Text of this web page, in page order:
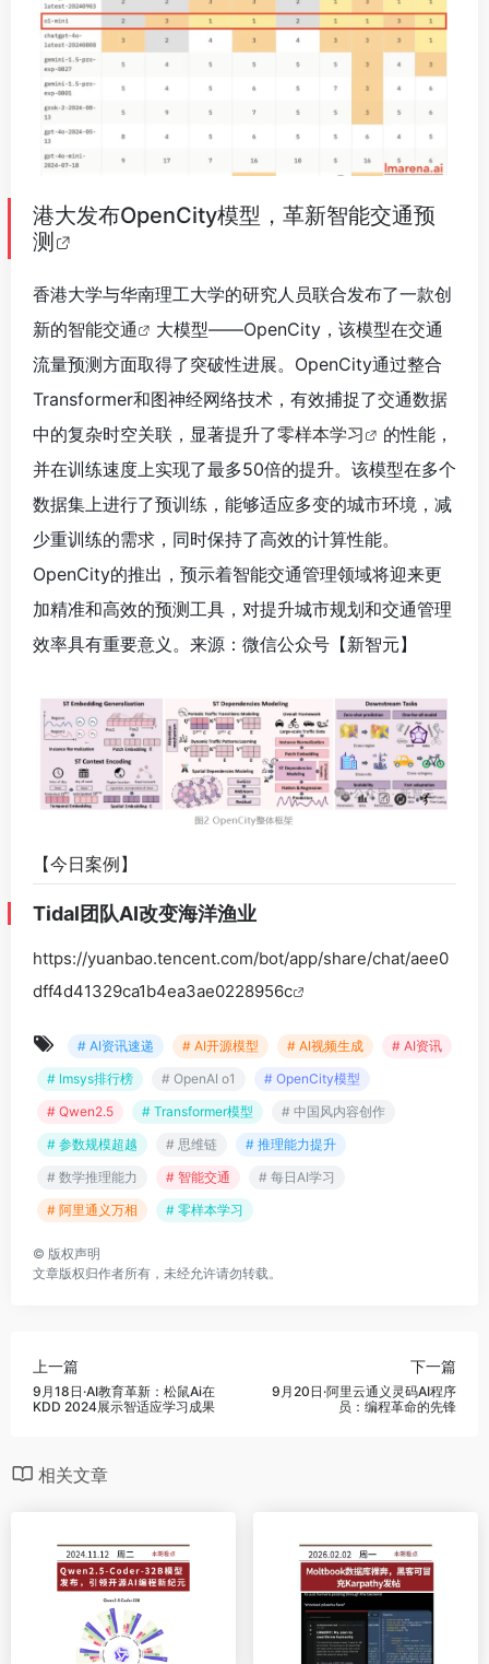
港大发布OpenCity模型，革新智能交通预
测
香港大学与华南理工大学的研究人员联合发布了一款创
新的智能交通
大模型——OpenCity，该模型在交通
流量预测方面取得了突破性进展。OpenCity通过整合
Transformer和图神经网络技术，有效捕捉了交通数据
中的复杂时空关联，显著提升了零样本学习
的性能，
并在训练速度上实现了最多50倍的提升。该模型在多个
数据集上进行了预训练，能够适应多变的城市环境，减
少重训练的需求，同时保持了高效的计算性能。
OpenCity的推出，预示着智能交通管理领域将迎来更
加精准和高效的预测工具，对提升城市规划和交通管理
效率具有重要意义。来源：微信公众号【新智元】
【今日案例】
Tidal团队AI改变海洋渔业
https://yuanbao.tencent.com/bot/app/share/chat/aee0
dff4d41329ca1b4ea3ae0228956c
# AI资讯速递 # AI开源模型 # AI视频生成
# AI资讯
# lmsys排行榜
# OpenAI o1
# OpenCity模型
# Qwen2.5
# Transformer模型
# 中国风内容创作
# 参数规模超越
# 思维链
# 推理能力提升
# 数学推理能力
# 智能交通
# 每日AI学习
# 阿里通义万相
# 零样本学习
© 版权声明
文章版权归作者所有，未经允许请勿转载。
上一篇
9月18日·AI教育革新：松鼠Ai在
KDD 2024展示智适应学习成果
下一篇
9月20日·阿里云通义灵码AI程序
员：编程革命的先锋
相关文章